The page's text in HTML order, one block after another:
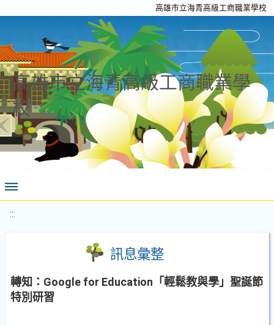
高雄市立海青高級工商職業學校
高雄市立海青高級工商職業學
校
:::
訊息彙整
轉知：Google for Education「輕鬆教與學」聖誕節
特別研習